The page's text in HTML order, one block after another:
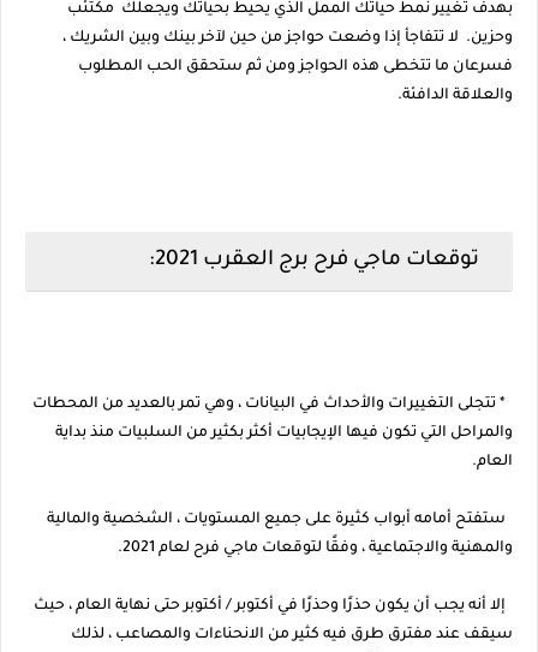
بهدف تغيير نمط حياتك الممل الذي يحيط بحياتك ويجعلك مكتئب
وحزين. لا تتفاجأ إذا وضعت حواجز من حين لآخر بينك وبين الشريك ،
فسرعان ما تتخطى هذه الحواجز ومن ثم ستحقق الحب المطلوب
والعلاقة الدافئة.
توقعات ماجي فرح برج العقرب 2021:
* تتجلى التغييرات والأحداث في البيانات ، وهي تمر بالعديد من المحطات
والمراحل التي تكون فيها الإيجابيات أكثر بكثير من السلبيات منذ بداية
العام.
ستفتح أمامه أبواب كثيرة على جميع المستويات ، الشخصية والمالية
والمهنية والاجتماعية ، وفقًا لتوقعات ماجي فرح لعام 2021.
إلا أنه يجب أن يكون حذرًا وحذرًا في أكتوبر / أكتوبر حتى نهاية العام ، حيث
سيقف عند مفترق طرق فيه كثير من الانحناءات والمصاعب ، لذلك